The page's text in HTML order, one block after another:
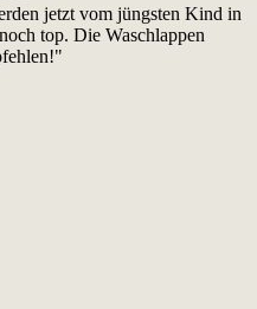
jetzt vom jüngsten Kind in
top. Die Waschlappen